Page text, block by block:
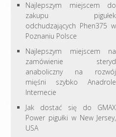
Najlepszym miejscem do
zakupu pigułek
odchudzających Phen375 w
Poznaniu Polsce
Najlepszym miejscem na
zamówienie steryd
anaboliczny na rozwój
mięśni szybko Anadrole
Internecie
Jak dostać się do GMAX
Power pigułki w New Jersey,
USA